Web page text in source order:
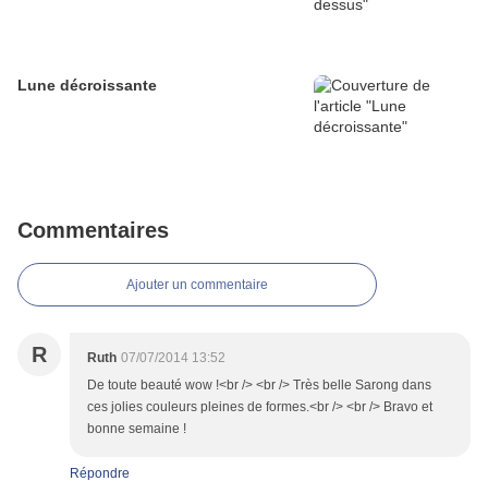
Lune décroissante
Commentaires
Ajouter un commentaire
R Ruth 07/07/2014 13:52
De toute beauté wow !<br /> <br /> Très belle Sarong dans
ces jolies couleurs pleines de formes.<br /> <br /> Bravo et
bonne semaine !
Répondre